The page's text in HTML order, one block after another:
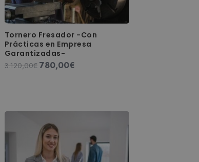
Tornero Fresador -Con
Prácticas en Empresa
Garantizadas-
3.120,00€ El
3.120,00€.
780,00€El
780,00€.